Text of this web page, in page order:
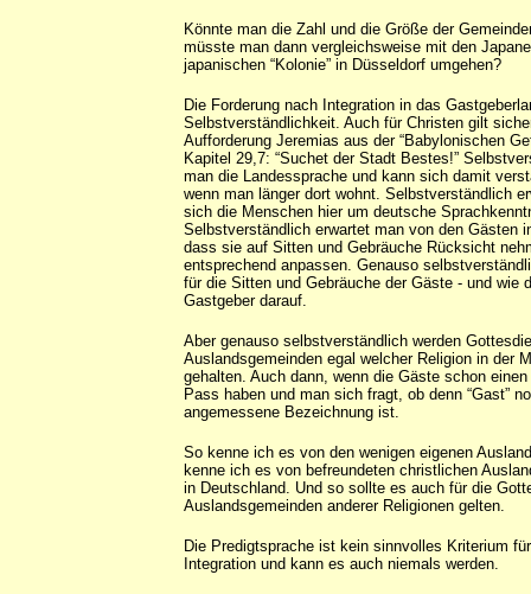
Könnte man die Zahl und die Größe der
müsste man dann vergleichsweise mit den
japanischen “Kolonie” in Düsseldorf umgehen?
Die Forderung nach Integration in das
Selbstverständlichkeit. Auch für Christen gilt
Aufforderung Jeremias aus der “Babylonischen
Kapitel 29,7: “Suchet der Stadt Bestes!”
man die Landessprache und kann sich damit
wenn man länger dort wohnt. Selbstverständlich
sich die Menschen hier um deutsche
Selbstverständlich erwartet man von den Gästen
dass sie auf Sitten und Gebräuche Rücksicht
entsprechend anpassen. Genauso
für die Sitten und Gebräuche der Gäste - und wie
Gastgeber darauf.
Aber genauso selbstverständlich werden
Auslandsgemeinden egal welcher Religion in der
gehalten. Auch dann, wenn die Gäste schon
Pass haben und man sich fragt, ob denn “Gast”
angemessene Bezeichnung ist.
So kenne ich es von den wenigen eigenen
kenne ich es von befreundeten christlichen
in Deutschland. Und so sollte es auch für die
Auslandsgemeinden anderer Religionen gelten.
Die Predigtsprache ist kein sinnvolles Kriterium
Integration und kann es auch niemals werden.